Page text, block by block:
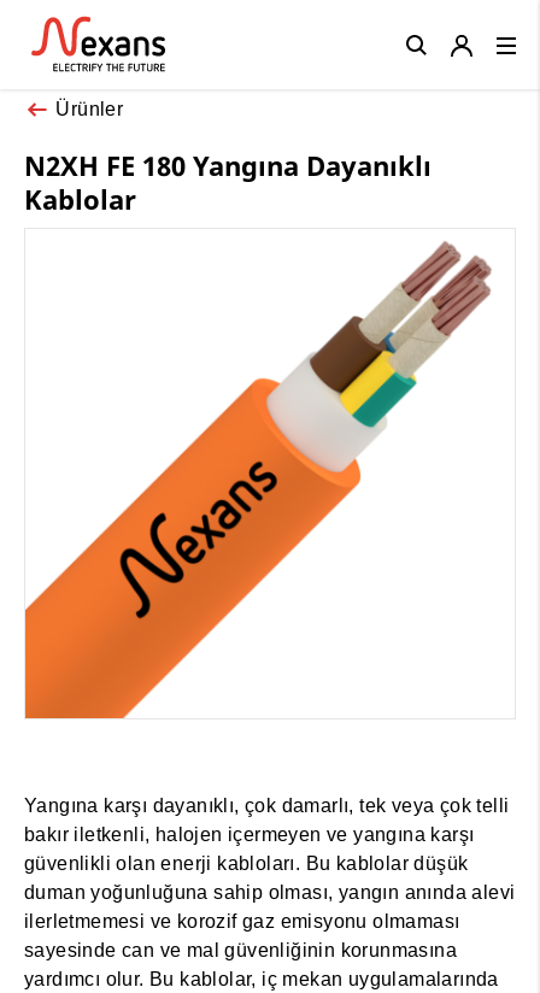
Ürünler
N2XH FE 180 Yangına Dayanıklı
Kablolar
Yangına karşı dayanıklı, çok damarlı, tek veya çok telli
bakır iletkenli, halojen içermeyen ve yangına karşı
güvenlikli olan enerji kabloları. Bu kablolar düşük
duman yoğunluğuna sahip olması, yangın anında alevi
ilerletmemesi ve korozif gaz emisyonu olmaması
sayesinde can ve mal güvenliğinin korunmasına
yardımcı olur. Bu kablolar, iç mekan uygulamalarında
Close